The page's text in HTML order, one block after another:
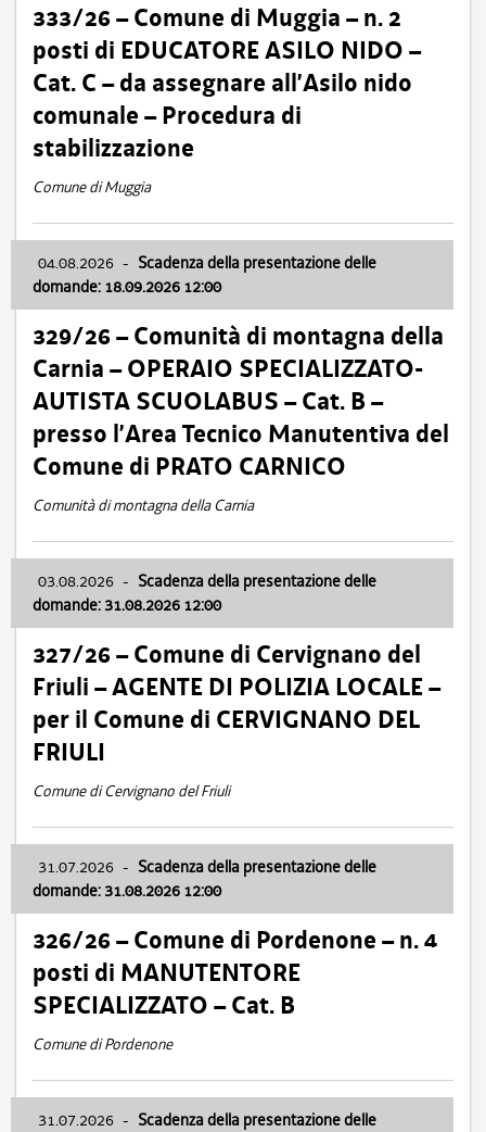
333/26 – Comune di Muggia – n. 2
posti di EDUCATORE ASILO NIDO –
Cat. C – da assegnare all’Asilo nido
comunale – Procedura di
stabilizzazione
Comune di Muggia
04.08.2026 - Scadenza della presentazione delle
domande: 18.09.2026 12:00
329/26 – Comunità di montagna della
Carnia – OPERAIO SPECIALIZZATO-
AUTISTA SCUOLABUS – Cat. B –
presso l’Area Tecnico Manutentiva del
Comune di PRATO CARNICO
Comunità di montagna della Carnia
03.08.2026 - Scadenza della presentazione delle
domande: 31.08.2026 12:00
327/26 – Comune di Cervignano del
Friuli – AGENTE DI POLIZIA LOCALE –
per il Comune di CERVIGNANO DEL
FRIULI
Comune di Cervignano del Friuli
31.07.2026 - Scadenza della presentazione delle
domande: 31.08.2026 12:00
326/26 – Comune di Pordenone – n. 4
posti di MANUTENTORE
SPECIALIZZATO – Cat. B
Comune di Pordenone
31.07.2026 - Scadenza della presentazione delle